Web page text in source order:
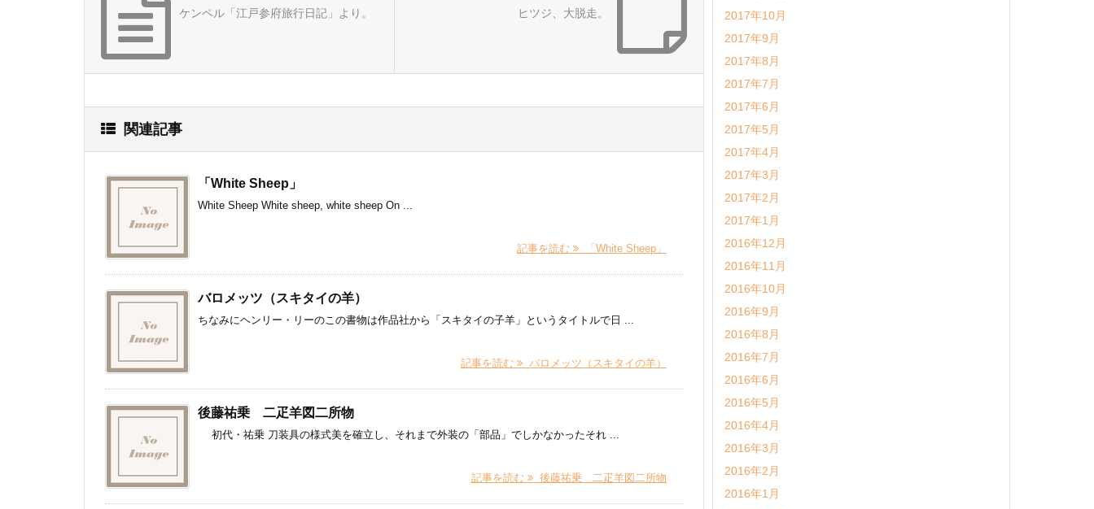
ヒツジ、大脱走。
ケンペル「江戸参府旅行日記」より。
関連記事
「White Sheep」
White Sheep White sheep, white sheep On ...
記事を読む 「White Sheep」
バロメッツ（スキタイの羊）
ちなみにヘンリー・リーのこの書物は作品社から「スキタイの子羊」というタイトルで日 ...
記事を読む バロメッツ（スキタイの羊）
後藤祐乗 二疋羊図二所物
初代・祐乗 刀装具の様式美を確立し、それまで外装の「部品」でしかなかったそれ ...
記事を読む 後藤祐乗 二疋羊図二所物
2017年10月
2017年9月
2017年8月
2017年7月
2017年6月
2017年5月
2017年4月
2017年3月
2017年2月
2017年1月
2016年12月
2016年11月
2016年10月
2016年9月
2016年8月
2016年7月
2016年6月
2016年5月
2016年4月
2016年3月
2016年2月
2016年1月